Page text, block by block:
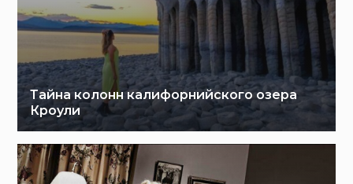
Тайна колонн калифорнийского озера
Кроули